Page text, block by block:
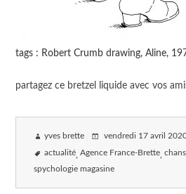
tags : Robert Crumb drawing, Aline,
partagez ce bretzel liquide avec vos
yves brette vendredi 17 avril
actualité Agence France-Brette
spychologie magasine